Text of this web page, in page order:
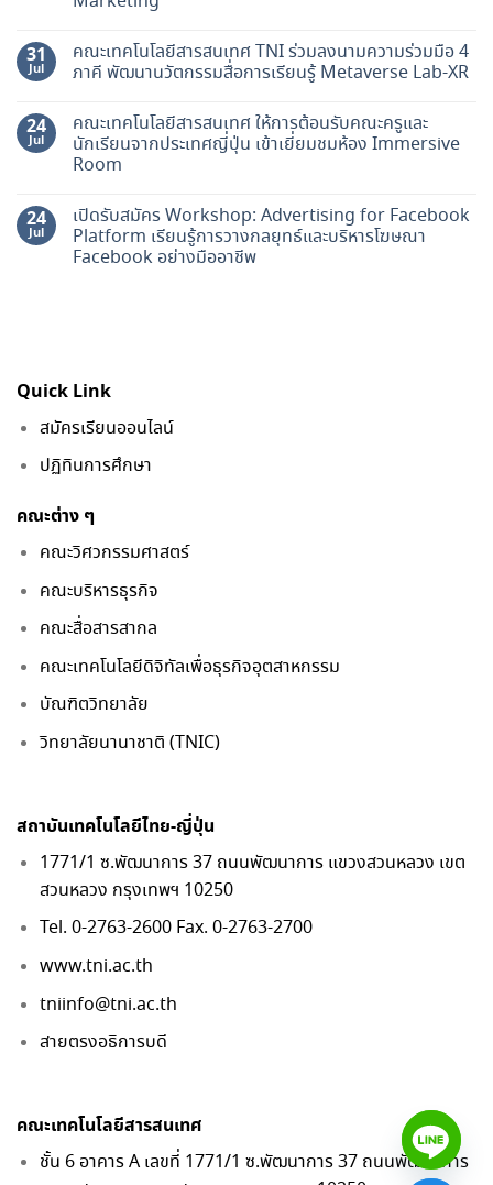
31
Jul
คณะเทคโนโลยีสารสนเทศ TNI ร่วมลงนามความร่วมมือ 4
ภาคี พัฒนานวัตกรรมสื่อการเรียนรู้ Metaverse Lab-XR
24
Jul
คณะเทคโนโลยีสารสนเทศ ให้การต้อนรับคณะครูและ
นักเรียนจากประเทศญี่ปุ่น เข้าเยี่ยมชมห้อง Immersive
Room
24
Jul
เปิดรับสมัคร Workshop: Advertising for Facebook
Platform เรียนรู้การวางกลยุทธ์และบริหารโฆษณา
Facebook อย่างมืออาชีพ
Quick Link
สมัครเรียนออนไลน์
ปฏิทินการศึกษา
คณะต่าง ๆ
คณะวิศวกรรมศาสตร์
คณะบริหารธุรกิจ
คณะสื่อสารสากล
คณะเทคโนโลยีดิจิทัลเพื่อธุรกิจอุตสาหกรรม
บัณฑิตวิทยาลัย
วิทยาลัยนานาชาติ (TNIC)
สถาบันเทคโนโลยีไทย-ญี่ปุ่น
1771/1 ซ.พัฒนาการ 37 ถนนพัฒนาการ แขวงสวนหลวง เขต
สวนหลวง กรุงเทพฯ 10250
Tel. 0-2763-2600 Fax. 0-2763-2700
www.tni.ac.th
tniinfo@tni.ac.th
สายตรงอธิการบดี
คณะเทคโนโลยีสารสนเทศ
ชั้น 6 อาคาร A เลขที่ 1771/1 ซ.พัฒนาการ 37 ถนนพัฒนาการ